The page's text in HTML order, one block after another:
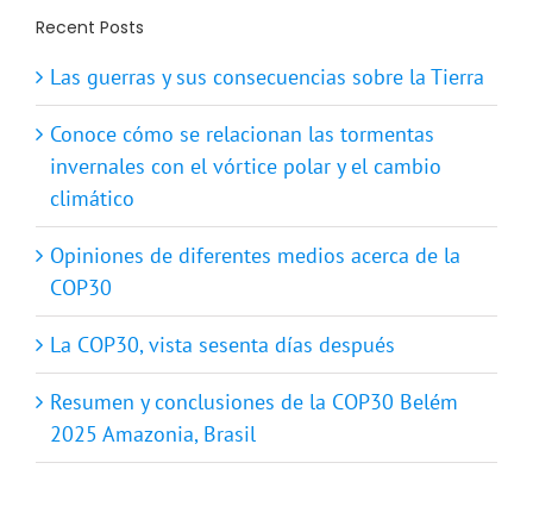
Las guerras y sus consecuencias sobre la Tierra
Conoce cómo se relacionan las tormentas
invernales con el vórtice polar y el cambio
climático
Opiniones de diferentes medios acerca de la
COP30
La COP30, vista sesenta días después
Resumen y conclusiones de la COP30 Belém
2025 Amazonia, Brasil